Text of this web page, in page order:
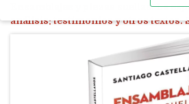
Ensamblajes y piezas sueltas. La
análisis: testimonios y otros textos.